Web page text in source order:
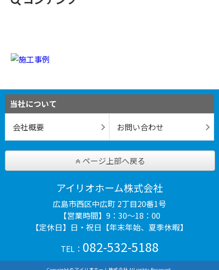
当社について
会社概要
お問い合わせ
ページ上部へ戻る
アイリオホーム株式会社
広島市西区中広町 2丁目20番1号
【営業時間】9：30～18：00
【定休日】日・祝日【年末年始、夏季休暇】
TEL： 082-532-5188